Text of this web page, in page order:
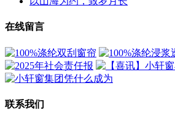
在线留言
联系我们